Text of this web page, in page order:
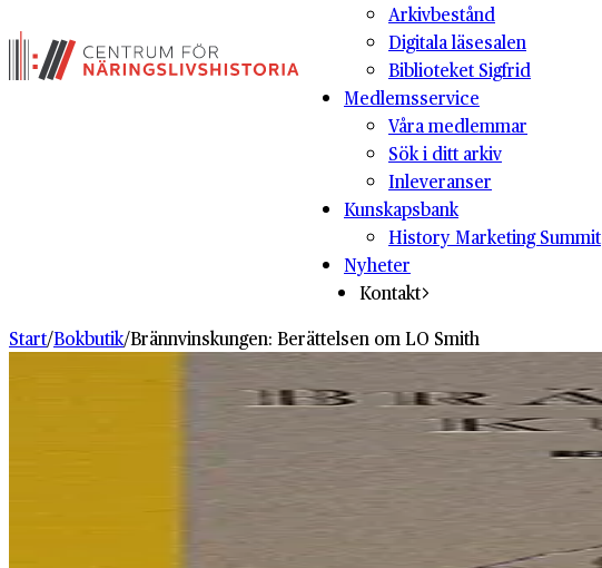
Arkivbestånd
Digitala läsesalen
Biblioteket Sigfrid
Medlemsservice
Våra medlemmar
Sök i ditt arkiv
Inleveranser
Kunskapsbank
History Marketing Summit
Nyheter
Kontakt
Start/Bokbutik/Brännvinskungen: Berättelsen om LO Smith